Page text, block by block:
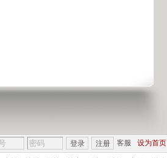
客服 设为首页
登录 注册